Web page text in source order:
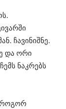
ჩავინიშნე.
და ორი
ნაკრებს
როგორ